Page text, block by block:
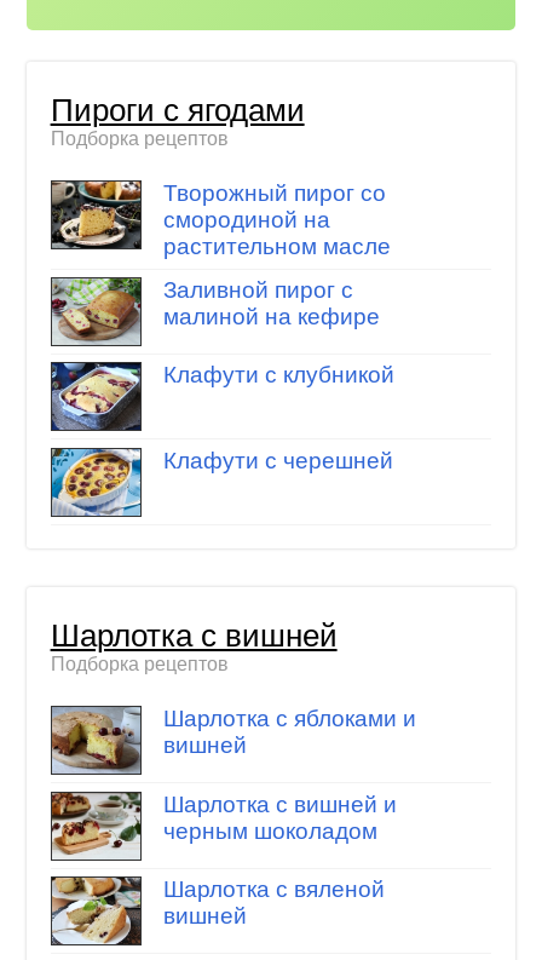
Пироги с ягодами
Подборка рецептов
Творожный пирог со
смородиной на
растительном масле
Заливной пирог с
малиной на кефире
Клафути с клубникой
Клафути с черешней
Шарлотка с вишней
Подборка рецептов
Шарлотка с яблоками и
вишней
Шарлотка с вишней и
черным шоколадом
Шарлотка с вяленой
вишней